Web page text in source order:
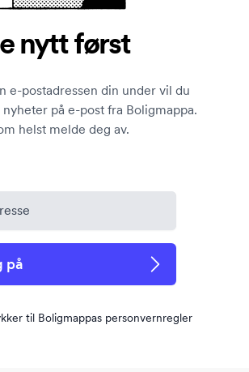
nytt først
e-postadressen din under vil du
på e-post fra Boligmappa.
helst melde deg av.
på
til Boligmappas personvernregler